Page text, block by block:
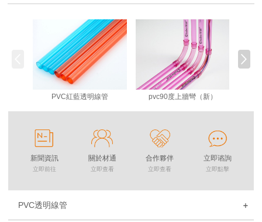
PVC紅藍透明線管 pvc90度上牆彎（新）
新聞資訊
立即前往
關於材通
立即查看
合作夥伴
立即查看
立即谘詢
立即點擊
PVC透明線管